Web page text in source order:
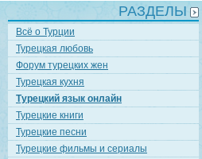
РАЗДЕЛЫ
Всё о Турции
Турецкая любовь
Форум турецких жен
Турецкая кухня
Турецкий язык онлайн
Турецкие книги
Турецкие песни
Турецкие фильмы и сериалы